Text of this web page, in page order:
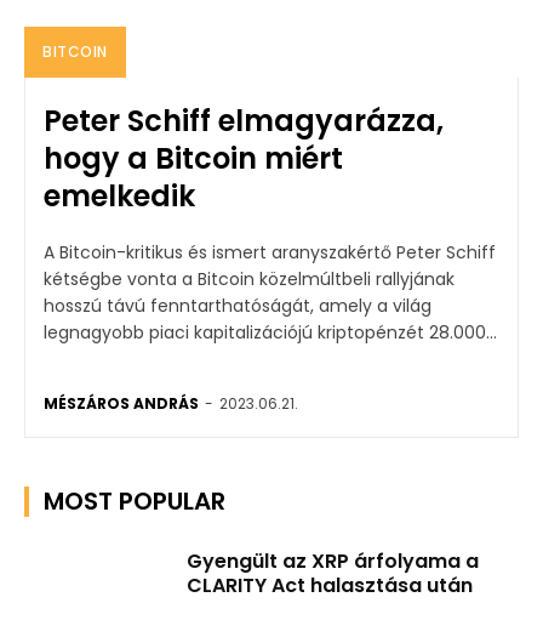
BITCOIN
Peter Schiff elmagyarázza,
hogy a Bitcoin miért
emelkedik
A Bitcoin-kritikus és ismert aranyszakértő Peter Schiff
kétségbe vonta a Bitcoin közelmúltbeli rallyjának
hosszú távú fenntarthatóságát, amely a világ
legnagyobb piaci kapitalizációjú kriptopénzét 28.000...
MÉSZÁROS ANDRÁS - 2023.06.21.
MOST POPULAR
Gyengült az XRP árfolyama a
CLARITY Act halasztása után